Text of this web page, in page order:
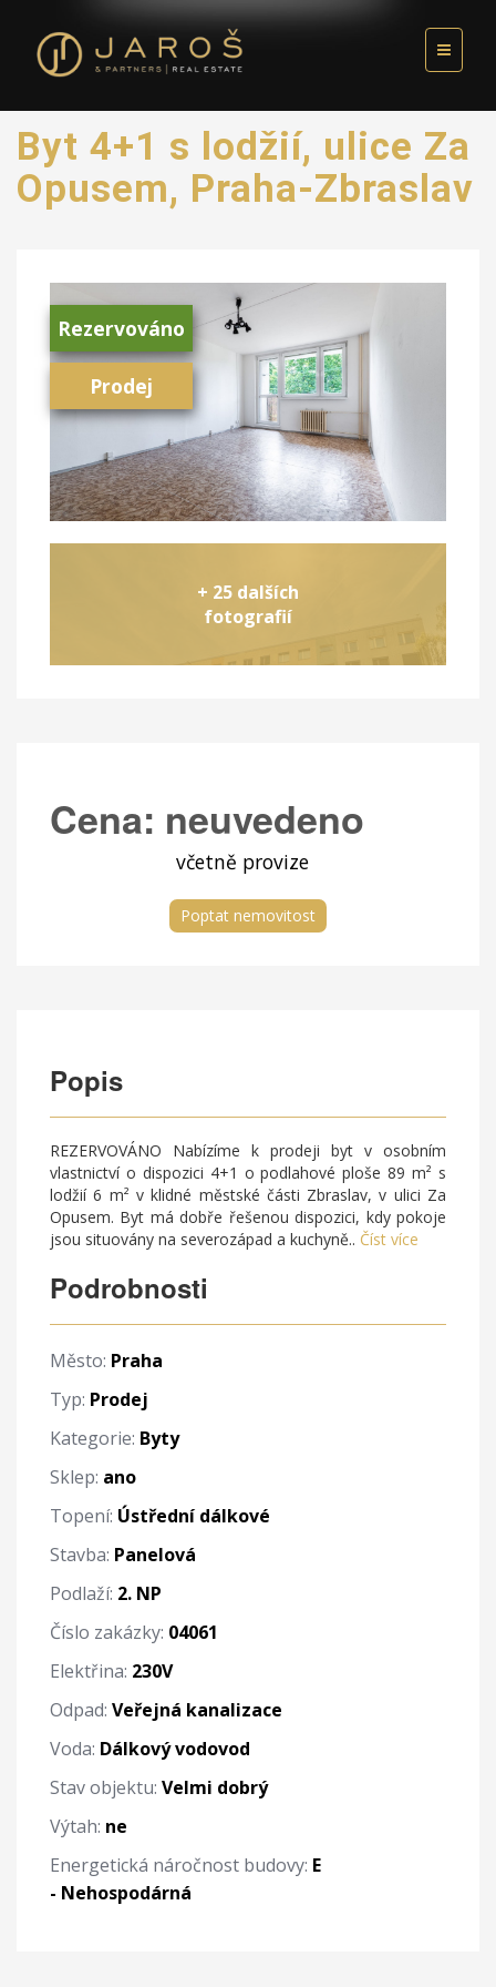
Byt 4+1 s lodžií, ulice Za
Opusem, Praha-Zbraslav
Rezervováno
Prodej
+ 25 dalších
fotografií
Cena: neuvedeno
včetně provize
Poptat nemovitost
Popis
REZERVOVÁNO Nabízíme k prodeji byt v osobním
vlastnictví o dispozici 4+1 o podlahové ploše 89 m² s
lodžií 6 m² v klidné městské části Zbraslav, v ulici Za
Opusem. Byt má dobře řešenou dispozici, kdy pokoje
jsou situovány na severozápad a kuchyně.. Číst více
Podrobnosti
Město: Praha
Typ: Prodej
Kategorie: Byty
Sklep: ano
Topení: Ústřední dálkové
Stavba: Panelová
Podlaží: 2. NP
Číslo zakázky: 04061
Elektřina: 230V
Odpad: Veřejná kanalizace
Voda: Dálkový vodovod
Stav objektu: Velmi dobrý
Výtah: ne
Energetická náročnost budovy: E
- Nehospodárná